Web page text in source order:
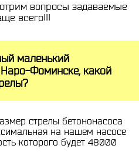
вопросы задаваемые
всего!!!
маленький
Фоминске, какой
стрелы бетононасоса
на нашем насосе
которого будет 48000